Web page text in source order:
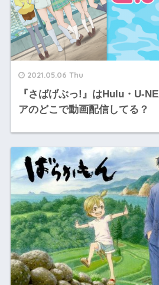
2021.05.06 Thu
『さばげぶっ!』はHulu・U-
アのどこで動画配信してる？